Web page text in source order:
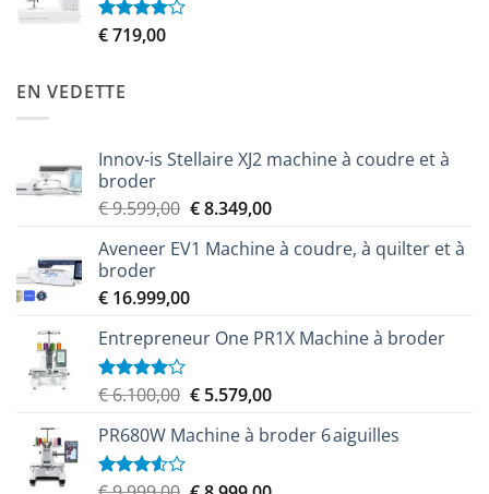
Note
sur
€719,00
EN VEDETTE
Innov-is Stellaire XJ2 machine à coudre et à
broder
€9.599,00 Le
initial
€ 9.599,00.
€8.349,00Le
actuel
Aveneer EV1 Machine à coudre, à quilter et à
broder
€ 16.999,00
Entrepreneur One PR1X Machine à broder
Note
5
€6.100,00 Le
initial
€ 6.100,00.
€5.579,00Le
actuel
€ 5.579,00.
PR680W Machine à broder 6 aiguilles
Note